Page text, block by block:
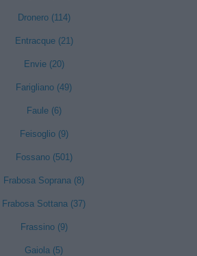
Dronero (114)
Entracque (21)
Envie (20)
Farigliano (49)
Faule (6)
Feisoglio (9)
Fossano (501)
Frabosa Soprana (8)
Frabosa Sottana (37)
Frassino (9)
Gaiola (5)